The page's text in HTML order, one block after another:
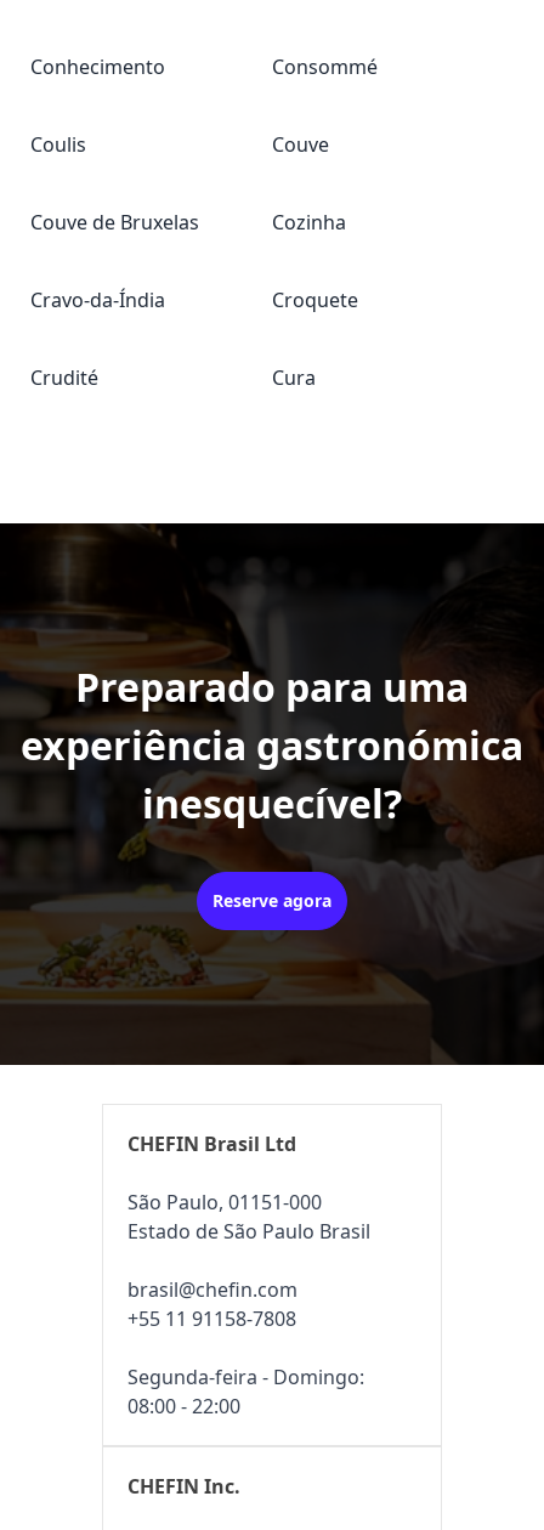
Conhecimento Consommé
Coulis Couve
Couve de Bruxelas Cozinha
Cravo-da-Índia Croquete
Crudité Cura
Preparado para uma
experiência gastronómica
inesquecível?
Reserve agora
CHEFIN Brasil Ltd
São Paulo, 01151-000
Estado de São Paulo Brasil
brasil@chefin.com
+55 11 91158-7808
Segunda-feira - Domingo:
08:00 - 22:00
CHEFIN Inc.